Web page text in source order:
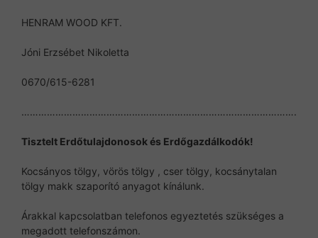
HENRAM WOOD KFT.
Jóni Erzsébet Nikoletta
0670/615-6281
…………………………………………………………………………………….
Tisztelt Erdőtulajdonosok és Erdőgazdálkodók!
Kocsányos tölgy, vörös tölgy , cser tölgy, kocsánytalan
tölgy makk szaporító anyagot kínálunk.
Árakkal kapcsolatban telefonos egyeztetés szükséges a
megadott telefonszámon.